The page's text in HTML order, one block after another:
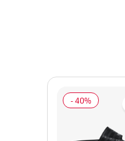
tenis nike